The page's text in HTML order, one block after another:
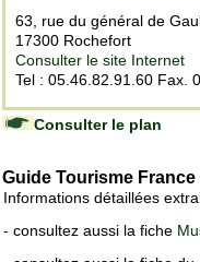
63, rue du général de
17300 Rochefort
Consulter le site Internet
Tel : 05.46.82.91.60 Fax.
Consulter le plan
Guide Tourisme France
Informations détaillées
- consultez aussi la fiche